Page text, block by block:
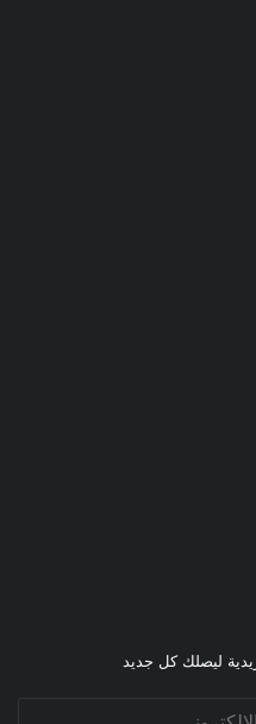
ليصلك كل جديد